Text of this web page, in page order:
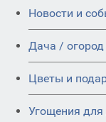
Новости и
Дача / огород
Цветы и
Угощения для